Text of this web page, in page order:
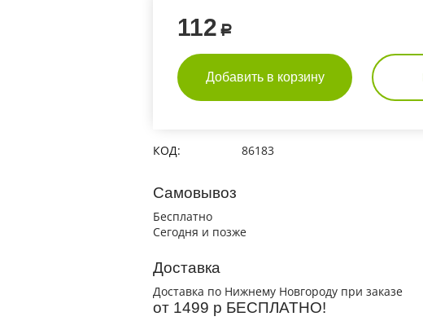
112 Р
Добавить в корзину
КОД: 86183
Самовывоз
Бесплатно
Сегодня и позже
Доставка
Доставка по Нижнему Новгороду при заказе
от 1499 р БЕСПЛАТНО!